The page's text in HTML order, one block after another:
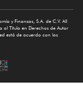
y Finanzas, S.A. de C.V. All
al Título en Derechos de Autor
está de acuerdo con los